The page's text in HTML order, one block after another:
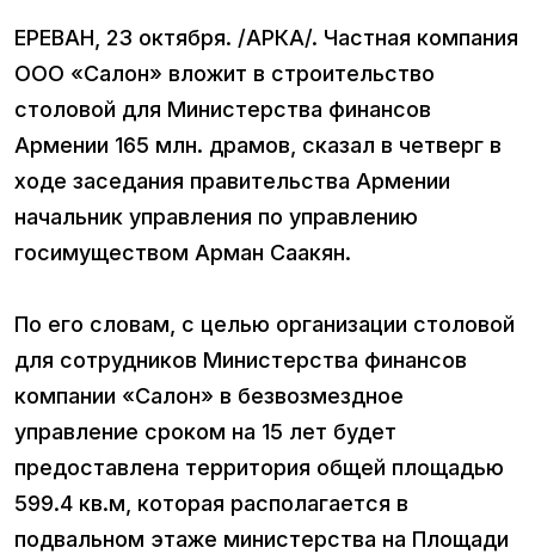
ЕРЕВАН, 23 октября. /АРКА/. Частная компания
ООО «Салон» вложит в строительство
столовой для Министерства финансов
Армении 165 млн. драмов, сказал в четверг в
ходе заседания правительства Армении
начальник управления по управлению
госимуществом Арман Саакян.
По его словам, с целью организации столовой
для сотрудников Министерства финансов
компании «Салон» в безвозмездное
управление сроком на 15 лет будет
предоставлена территория общей площадью
599.4 кв.м, которая располагается в
подвальном этаже министерства на Площади